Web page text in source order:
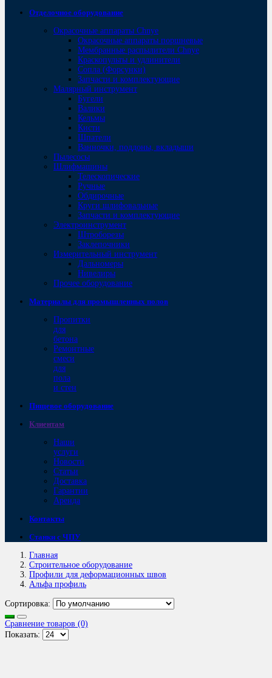
Отделочное оборудование
Окрасочные аппараты Chnye
Окрасочные аппараты поршневые
Мембранные распылители Chnye
Краскопульты и удлинители
Сопла (Форсунки)
Запчасти и комплектующие
Малярный инструмент
Бугели
Валики
Кельмы
Кисти
Шпатели
Ванночки, поддоны, вкладыши
Пылесосы
Шлифмашины
Телескопические
Ручные
Обдирочные
Круги шлифовальные
Запчасти и комплектующие
Электроинструмент
Штроборезы
Заклепочники
Измерительный инструмент
Дальномеры
Нивелиры
Прочее оборудование
Материалы для промышленных полов
Пропитки
для
бетона
Ремонтные
смеси
для
пола
и стен
Пищевое оборудование
Клиентам
Наши
услуги
Новости
Статьи
Доставка
Гарантии
Аренда
Контакты
Станки с ЧПУ
Главная
Строительное оборудование
Профили для деформационных швов
Альфа профиль
Сортировка:
Сравнение товаров (0)
Показать: